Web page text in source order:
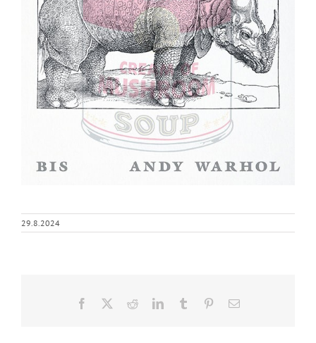
29.8.2024
Facebook RedditLinkedInTumblr Pinterest
E-